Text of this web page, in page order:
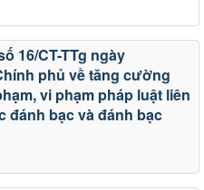
16/CT-TTg ngày
phủ về tăng cường
vi phạm pháp luật liên
đánh bạc và đánh bạc